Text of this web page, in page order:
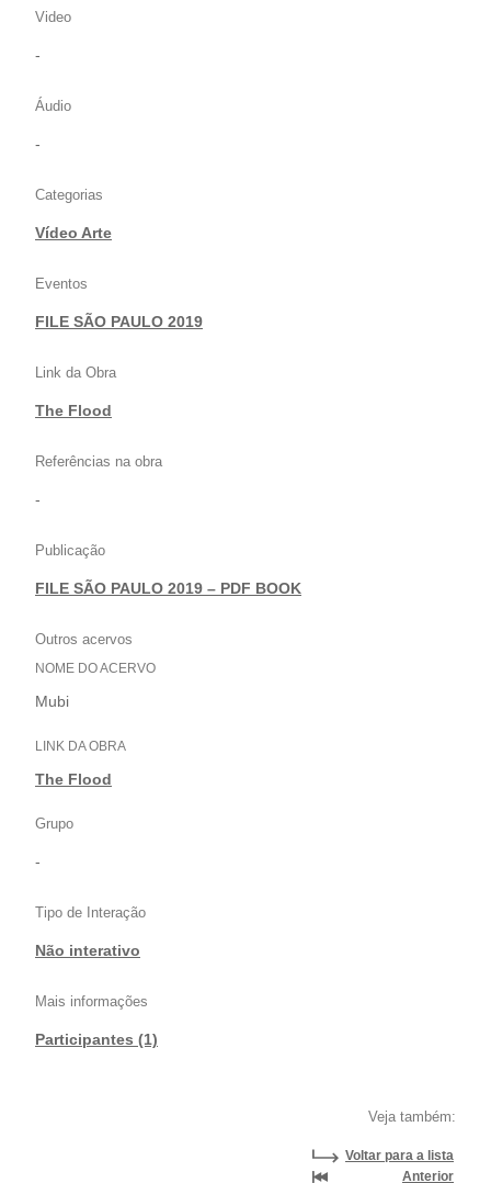
Video
-
Áudio
-
Categorias
Vídeo Arte
Eventos
FILE SÃO PAULO 2019
Link da Obra
The Flood
Referências na obra
-
Publicação
FILE SÃO PAULO 2019 – PDF BOOK
Outros acervos
NOME DO ACERVO
Mubi
LINK DA OBRA
The Flood
Grupo
-
Tipo de Interação
Não interativo
Mais informações
Participantes (1)
Veja também:
Voltar para a lista
Anterior